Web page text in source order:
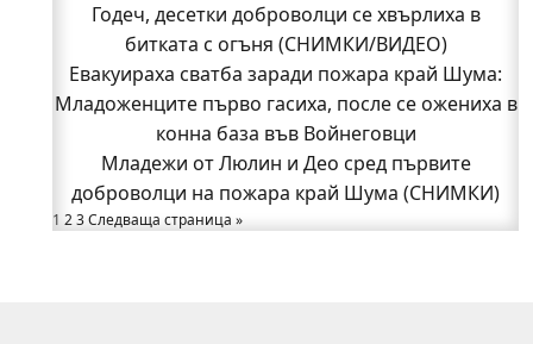
Годеч, десетки доброволци се хвърлиха в
битката с огъня (СНИМКИ/ВИДЕО)
Полицията влиза в селата
Възможни са прекъсвания на тока утре в части
от община Годеч
Какво накара Яна и Станимир да изберат Годеч
пред живота в чужбина? (ВИДЕО)
Родов оброк събра поколения под старата круша
Годеч, десетки доброволци се хвърлиха в
битката с огъня (СНИМКИ/ВИДЕО)
Евакуираха сватба заради пожара край Шума:
Младоженците първо гасиха, после се ожениха в
конна база във Войнеговци
Младежи от Люлин и Део сред първите
доброволци на пожара край Шума (СНИМКИ)
1 23Следваща страница »